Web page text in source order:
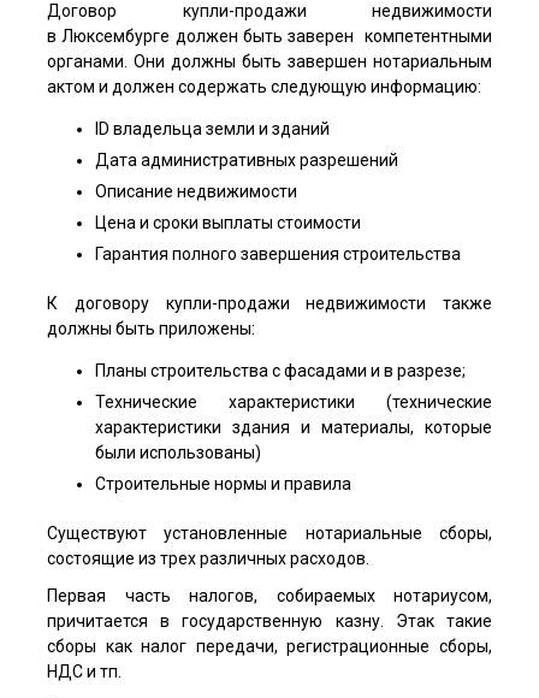
Договор купли-продажи недвижимости
в Люксембурге должен быть заверен компетентными
органами. Они должны быть завершен нотариальным
актом и должен содержать следующую информацию:
ID владельца земли и зданий
Дата административных разрешений
Описание недвижимости
Цена и сроки выплаты стоимости
Гарантия полного завершения строительства
К договору купли-продажи недвижимости также
должны быть приложены:
Планы строительства с фасадами и в разрезе;
Технические характеристики (технические
характеристики здания и материалы, которые
были использованы)
Строительные нормы и правила
Существуют установленные нотариальные сборы,
состоящие из трех различных расходов.
Первая часть налогов, собираемых нотариусом,
причитается в государственную казну. Этак такие
сборы как налог передачи, регистрационные сборы,
НДС и тп.